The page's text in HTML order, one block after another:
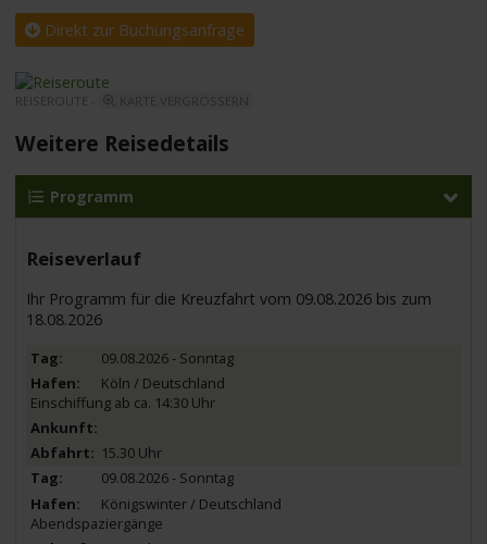
Direkt zur Buchungsanfrage
REISEROUTE -
Weitere Reisedetails
Programm
Reiseverlauf
Ihr Programm für die Kreuzfahrt vom 09.08.2026 bis zum
18.08.2026
09.08.2026 - Sonntag
Köln / Deutschland
Einschiffung ab ca. 14:30 Uhr
15.30 Uhr
09.08.2026 - Sonntag
Königswinter / Deutschland
Abendspaziergänge